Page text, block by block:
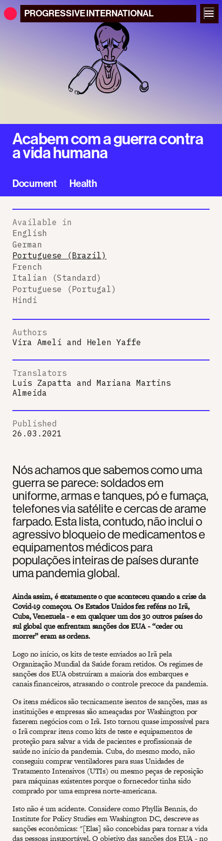
PROGRESSIVEINTERNATIONAL
Acabem com a guerra contra
a vida humana
Document Health
Nós achamos que sabemos como uma
guerra se parece: soldados em
uniforme, armas e tanques, pó e fumaça,
telefones via satélite e cercas de arame
farpado. Esta lista, contudo, não inclui o
agressivo bloqueio de medicamentos e
equipamentos médicos para
populações inteiras de países durante
uma pandemia global.
Ainda assim, é exatamente o que aconteceu quando a crise da
Covid-19 começou. Os Estados Unidos fez reféns no Irã,
Cuba, Venezuela - e em qualquer um dos 30 outros países do
sul global que enfrentam sanções dos EUA - “ceder ou
morrer” eram as ordens.
Logo no início, os kits de teste enviados ao Irã pela
Organização Mundial da Saúde foram retidos. Os regimes de
sanções dos EUA obstruíram a maioria dos embarques e
canais financeiros, atrasando o controle precoce da pandemia.
Os itens médicos são tecnicamente isentos de sanções, mas as
instituições e empresas são ameaçadas por Washington por
fazerem negócios com o Irã. Isto tornou quase impossível para
o Irã comprar itens como kits de teste e equipamentos de
proteção para salvar a vida de pacientes e profissionais de
saúde no início da pandemia. Cuba, do mesmo modo, não
conseguiu comprar ventiladores para suas Unidades de
Tratamento Intensivos (UTIs) ou mesmo peças de reposição
para máquinas existentes porque o fornecedor tinha sido
comprado por uma empresa norte-americana.
Isto não é um acidente. Considere como Phyllis Bennis, do
Institute for Policy Studies em Washington DC, descreve as
sanções econômicas: "[Elas] são concebidas para tornar a vida
das pessoas insuportável. O objetivo das sanções dos EUA - no
Available in
English
German
Portuguese (Brazil)
French
Italian (Standard)
Portuguese (Portugal)
Hindi
Authors
Vira Ameli and Helen Yaffe
Translators
Luis Zapatta and Mariana Martins
Almeida
Published
26.03.2021